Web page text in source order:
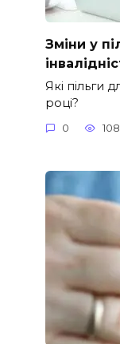
Зміни у
Які пільги
році?
0 108